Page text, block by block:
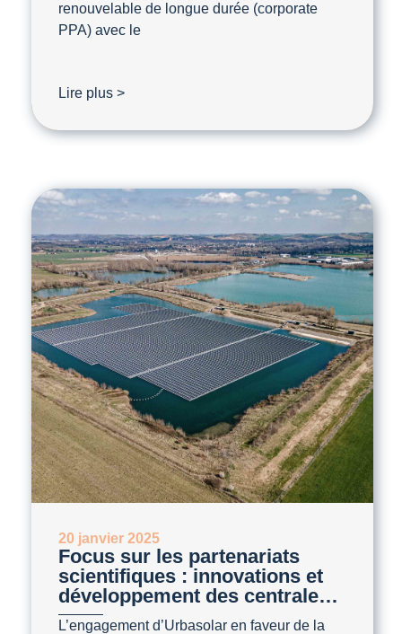
renouvelable de longue durée (corporate
PPA) avec le
Lire plus >
20 janvier 2025
Focus sur les partenariats
scientifiques : innovations et
développement des centrales
solaires flottantes
L’engagement d’Urbasolar en faveur de la